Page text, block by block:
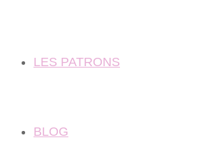
LES PATRONS
BLOG